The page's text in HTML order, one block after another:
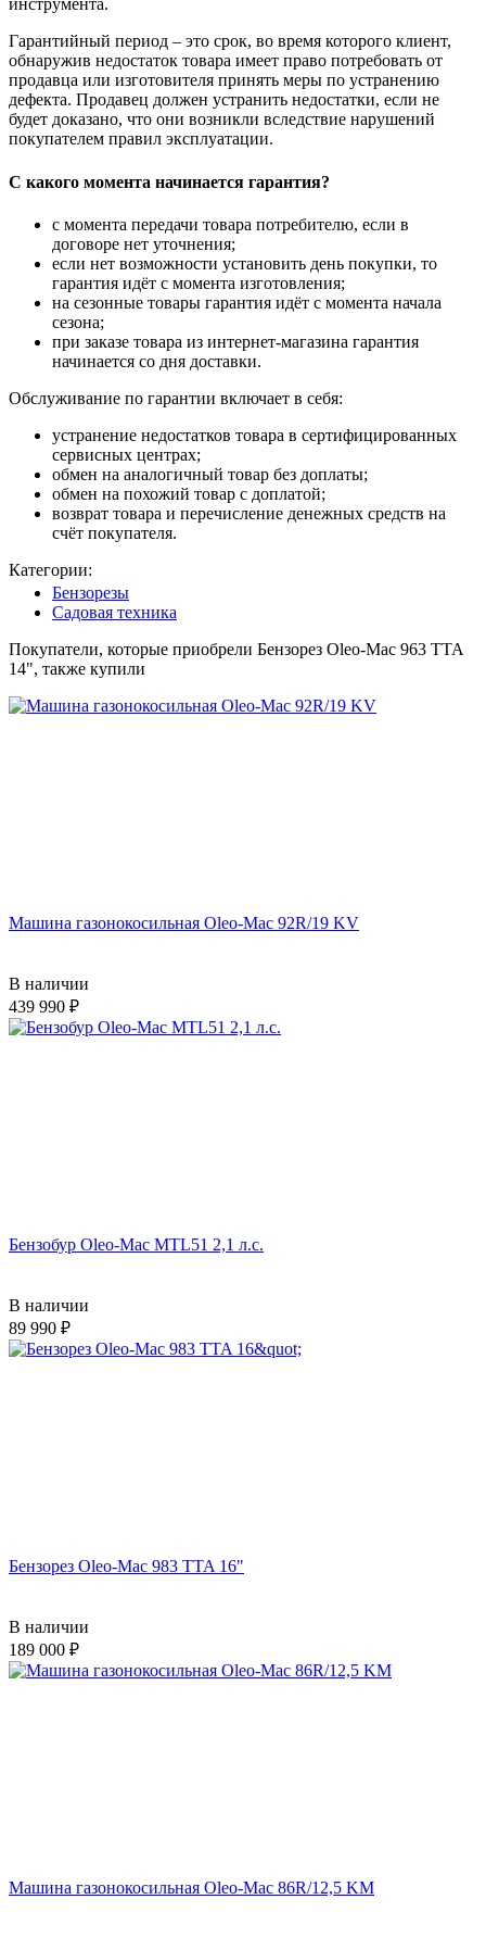
инструмента.
Гарантийный период – это срок, во время которого клиент,
обнаружив недостаток товара имеет право потребовать от
продавца или изготовителя принять меры по устранению
дефекта. Продавец должен устранить недостатки, если не
будет доказано, что они возникли вследствие нарушений
покупателем правил эксплуатации.
С какого момента начинается гарантия?
с момента передачи товара потребителю, если в
договоре нет уточнения;
если нет возможности установить день покупки, то
гарантия идёт с момента изготовления;
на сезонные товары гарантия идёт с момента начала
сезона;
при заказе товара из интернет-магазина гарантия
начинается со дня доставки.
Обслуживание по гарантии включает в себя:
устранение недостатков товара в сертифицированных
сервисных центрах;
обмен на аналогичный товар без доплаты;
обмен на похожий товар с доплатой;
возврат товара и перечисление денежных средств на
счёт покупателя.
Категории:
Бензорезы
Садовая техника
Покупатели, которые приобрели Бензорез Oleo-Mac 963 TTA
14", также купили
Машина газонокосильная Oleo-Mac 92R/19 KV
В наличии
439 990
Бензобур Oleo-Mac MTL51 2,1 л.с.
В наличии
89 990
Бензорез Oleo-Mac 983 TTA 16"
В наличии
189 000
Машина газонокосильная Oleo-Mac 86R/12,5 KM